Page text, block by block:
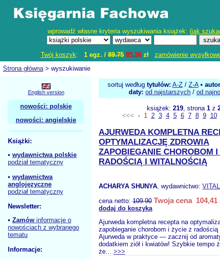
wprowadź własne kryteria wyszukiwania książek: (jak
Twój koszyk: 1 egz. /89.75 85,26zł
zamówienie
Strona główna> wyszukiwanie
English version
nowości: polskie
nowości: angielskie
Książki:
• wydawnictwa polskie
podział tematyczny
• wydawnictwa
anglojęzyczne
podział tematyczny
Newsletter:
• Zamów informacje o
nowościach z wybranego
tematu
Informacje:
sortuj według tytułów: A-Z / Z-A•
daty: od najstarszych / od
książek: 219, strona 1z
<<< - 1 2 3 4 5 6 7 8 9 10
AJURWEDA KOMPLETNA
OPTYMALIZACJĘ ZDROWIA
ZAPOBIEGANIE CHOROBOM I
RADOŚCIĄ I WITALNOŚCIĄ
ACHARYA SHUNYA, wydawnictwo: VITAL
cena netto: 109.90 Twoja cena 104,41
dodaj do koszyka
Ajurweda kompletna recepta na
zapobieganie chorobom i życie z
Ajurweda w praktyce — zacznij od
dodatkiem ziół i kwiatów! Szybkie tempo
że... >>>